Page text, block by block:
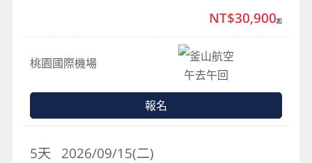
桃園國際機場
釜山航空
午去午回
NT$30,900起
報名
2026/09/15(二)
5天